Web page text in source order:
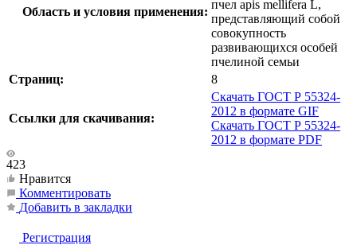
Область и условия применения:
пчел apis mellifera L,
представляющий собой
совокупность
развивающихся особей
пчелиной семьи
Страниц:
8
Ссылки для скачивания:
Скачать ГОСТ Р 55324-
2012 в формате GIF
Скачать ГОСТ Р 55324-
2012 в формате PDF
423
Нравится
Комментировать
Добавить в закладки
Регистрация